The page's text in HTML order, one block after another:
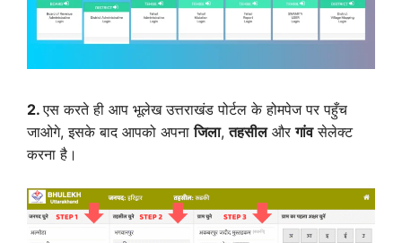
2.एस करते ही आप भूलेख उत्तराखंड पोर्टल के होमपेज पर पहुँच
जाओगे, इसके बाद आपको अपनाजिला,तहसीलऔरगांवसेलेक्ट
करना है।